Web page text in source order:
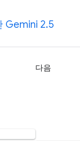
Gemini 2.5
다음